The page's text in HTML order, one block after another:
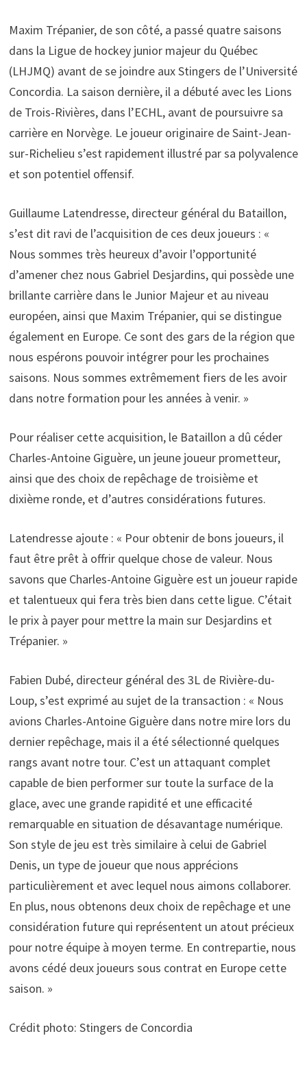
Maxim Trépanier, de son côté, a passé quatre saisons
dans la Ligue de hockey junior majeur du Québec
(LHJMQ) avant de se joindre aux Stingers de l’Université
Concordia. La saison dernière, il a débuté avec les Lions
de Trois-Rivières, dans l’ECHL, avant de poursuivre sa
carrière en Norvège. Le joueur originaire de Saint-Jean-
sur-Richelieu s’est rapidement illustré par sa polyvalence
et son potentiel offensif.
Guillaume Latendresse, directeur général du Bataillon,
s’est dit ravi de l’acquisition de ces deux joueurs : «
Nous sommes très heureux d’avoir l’opportunité
d’amener chez nous Gabriel Desjardins, qui possède une
brillante carrière dans le Junior Majeur et au niveau
européen, ainsi que Maxim Trépanier, qui se distingue
également en Europe. Ce sont des gars de la région que
nous espérons pouvoir intégrer pour les prochaines
saisons. Nous sommes extrêmement fiers de les avoir
dans notre formation pour les années à venir. »
Pour réaliser cette acquisition, le Bataillon a dû céder
Charles-Antoine Giguère, un jeune joueur prometteur,
ainsi que des choix de repêchage de troisième et
dixième ronde, et d’autres considérations futures.
Latendresse ajoute : « Pour obtenir de bons joueurs, il
faut être prêt à offrir quelque chose de valeur. Nous
savons que Charles-Antoine Giguère est un joueur rapide
et talentueux qui fera très bien dans cette ligue. C’était
le prix à payer pour mettre la main sur Desjardins et
Trépanier. »
Fabien Dubé, directeur général des 3L de Rivière-du-
Loup, s’est exprimé au sujet de la transaction : « Nous
avions Charles-Antoine Giguère dans notre mire lors du
dernier repêchage, mais il a été sélectionné quelques
rangs avant notre tour. C’est un attaquant complet
capable de bien performer sur toute la surface de la
glace, avec une grande rapidité et une efficacité
remarquable en situation de désavantage numérique.
Son style de jeu est très similaire à celui de Gabriel
Denis, un type de joueur que nous apprécions
particulièrement et avec lequel nous aimons collaborer.
En plus, nous obtenons deux choix de repêchage et une
considération future qui représentent un atout précieux
pour notre équipe à moyen terme. En contrepartie, nous
avons cédé deux joueurs sous contrat en Europe cette
saison. »
Crédit photo: Stingers de Concordia